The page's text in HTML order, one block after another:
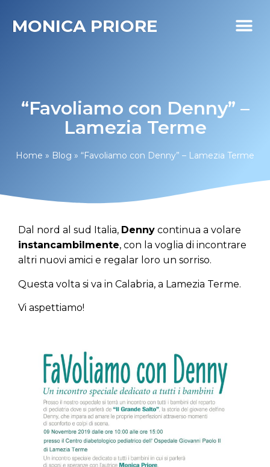
MONICA PRIORE
“Favoliamo con Denny” –
Lamezia Terme
Home » Blog » “Favoliamo con Denny” – Lamezia Terme
Dal nord al sud Italia, Denny continua a volare
instancambilmente, con la voglia di incontrare
altri nuovi amici e regalar loro un sorriso.
Questa volta si va in Calabria, a Lamezia Terme.
Vi aspettiamo!